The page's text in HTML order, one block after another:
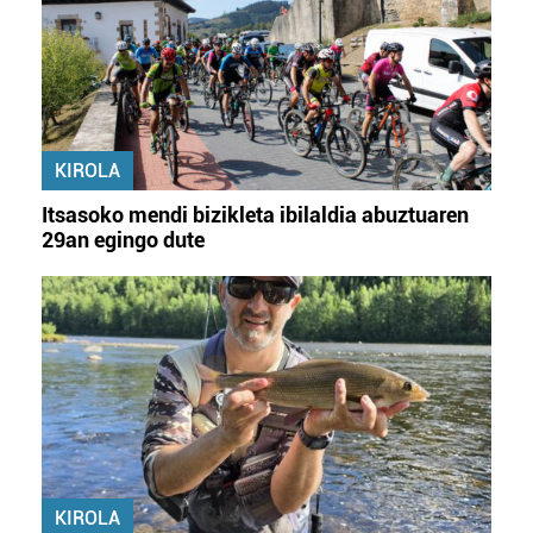
erabiltzeko baimen esplizitua ematen diguzu.Gehiago
irakurri
KIROLA
Itsasoko mendi bizikleta ibilaldia abuztuaren
29an egingo dute
KIROLA